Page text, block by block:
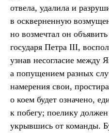
отвела, удалила и
в оскверненную
но возмечтал он
государя Петра III,
узнав несогласие между
а попущением разных
намерения свои,
о коем будет означено,
к побегу; поелику
укрывшись от команды.